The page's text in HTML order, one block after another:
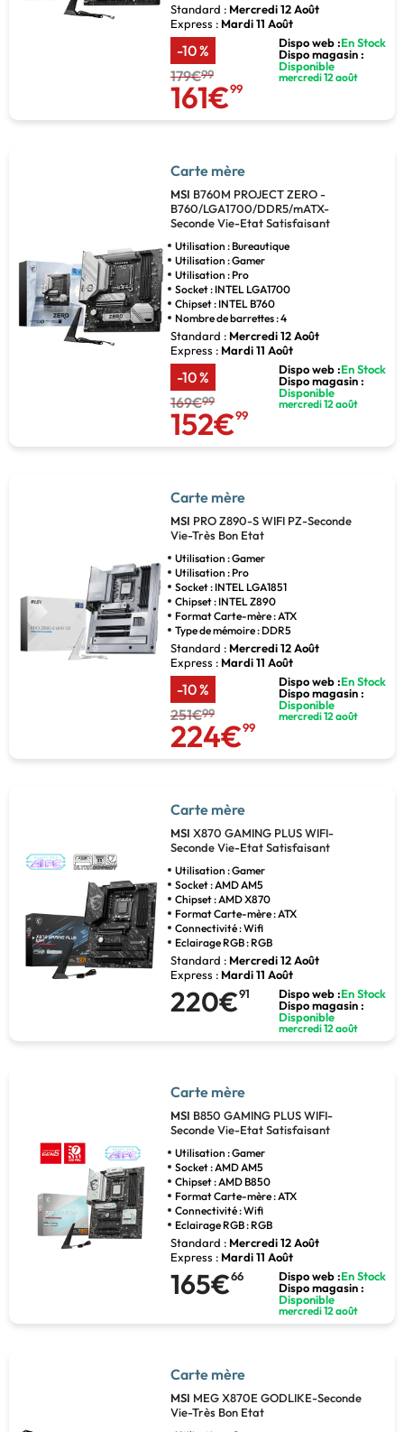
Standard : Mercredi 12 Août
Express : Mardi 11 Août
-10 %
179€99
161€99
Dispo web :En Stock
Dispo magasin :
Disponible
mercredi 12 août
Carte mère
MSI B760M PROJECT ZERO -
B760/LGA1700/DDR5/mATX-
Seconde Vie-Etat Satisfaisant
Utilisation : Bureautique
Utilisation : Gamer
Utilisation : Pro
Socket : INTEL LGA1700
Chipset : INTEL B760
Nombre de barrettes : 4
Standard : Mercredi 12 Août
Express : Mardi 11 Août
-10 %
169€99
152€99
Dispo web :En Stock
Dispo magasin :
Disponible
mercredi 12 août
Carte mère
MSI PRO Z890-S WIFI PZ-Seconde
Vie-Très Bon Etat
Utilisation : Gamer
Utilisation : Pro
Socket : INTEL LGA1851
Chipset : INTEL Z890
Format Carte-mère : ATX
Type de mémoire : DDR5
Standard : Mercredi 12 Août
Express : Mardi 11 Août
-10 %
251€99
224€99
Dispo web :En Stock
Dispo magasin :
Disponible
mercredi 12 août
Carte mère
MSI X870 GAMING PLUS WIFI-
Seconde Vie-Etat Satisfaisant
Utilisation : Gamer
Socket : AMD AM5
Chipset : AMD X870
Format Carte-mère : ATX
Connectivité : Wifi
Eclairage RGB : RGB
Standard : Mercredi 12 Août
Express : Mardi 11 Août
220€91 Dispo web :En Stock
Dispo magasin :
Disponible
mercredi 12 août
Carte mère
MSI B850 GAMING PLUS WIFI-
Seconde Vie-Etat Satisfaisant
Utilisation : Gamer
Socket : AMD AM5
Chipset : AMD B850
Format Carte-mère : ATX
Connectivité : Wifi
Eclairage RGB : RGB
Standard : Mercredi 12 Août
Express : Mardi 11 Août
165€66 Dispo web :En Stock
Dispo magasin :
Disponible
mercredi 12 août
Carte mère
MSI MEG X870E GODLIKE-Seconde
Vie-Très Bon Etat